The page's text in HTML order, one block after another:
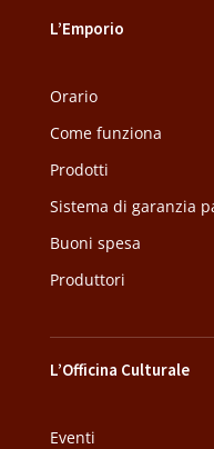
L’Emporio
Orario
Come funziona
Prodotti
Sistema di garanzia
Buoni spesa
Produttori
L’Officina Culturale
Eventi